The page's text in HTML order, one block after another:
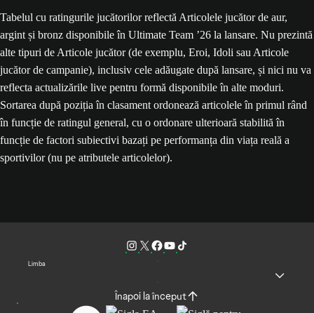
Tabelul cu ratingurile jucătorilor reflectă Articolele jucător de aur,
argint și bronz disponibile în Ultimate Team ’26 la lansare. Nu prezintă
alte tipuri de Articole jucător (de exemplu, Eroi, Idoli sau Articole
jucător de campanie), inclusiv cele adăugate după lansare, și nici nu va
reflecta actualizările live pentru formă disponibile în alte moduri.
Sortarea după poziția în clasament ordonează articolele în primul rând
în funcție de ratingul general, cu o ordonare ulterioară stabilită în
funcție de factori subiectivi bazați pe performanța din viața reală a
sportivilor (nu pe atributele articolelor).
Limba
Înapoi la început